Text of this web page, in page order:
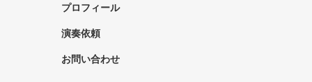
プロフィール
演奏依頼
お問い合わせ